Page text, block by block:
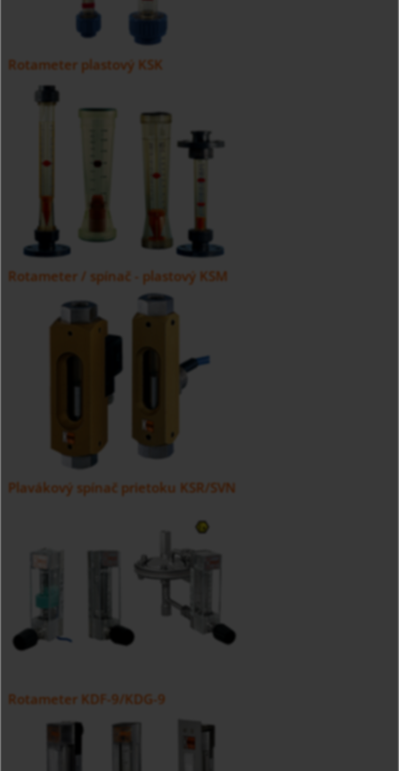
Rotameter plastový KSK
Rotameter / spínač - plastový KSM
Plavákový spínač prietoku KSR/SVN
Rotameter KDF-9/KDG-9